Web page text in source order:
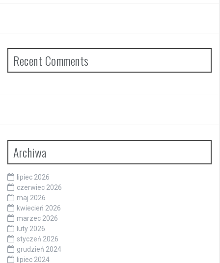
Recent Comments
Archiwa
lipiec 2026
czerwiec 2026
maj 2026
kwiecień 2026
marzec 2026
luty 2026
styczeń 2026
grudzień 2024
lipiec 2024